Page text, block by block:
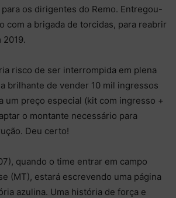
os dirigentes do Remo. Entregou-
com a brigada de torcidas, para reabrir
2019.
risco de ser interrompida em plena
brilhante de vender 10 mil ingressos
um preço especial (kit com ingresso +
o montante necessário para
Deu certo!
quando o time entrar em campo
(MT), estará escrevendo uma página
azulina. Uma história de força e